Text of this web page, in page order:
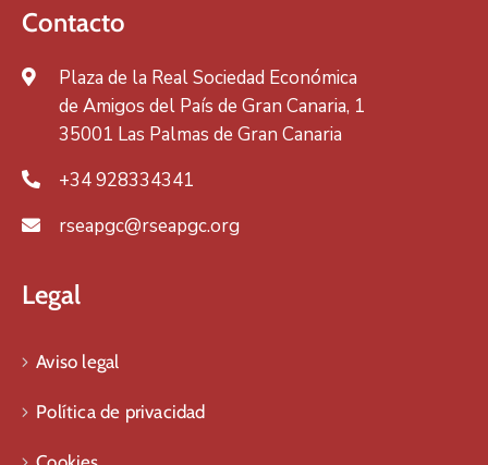
Contacto
Plaza de la Real Sociedad Económica
de Amigos del País de Gran Canaria, 1
35001 Las Palmas de Gran Canaria
+34 928334341
rseapgc@rseapgc.org
Legal
Aviso legal
Política de privacidad